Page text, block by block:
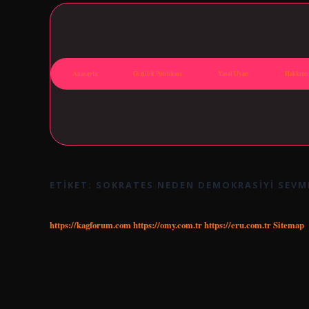
Anasayfa Gizlilik Politikası Yasal Uyarı
ETIKET: SOKRATES NEDEN DEMOKRASIYI
https://kagforum.comhttps://omy.com.trhttps://eru.com.trSitemap